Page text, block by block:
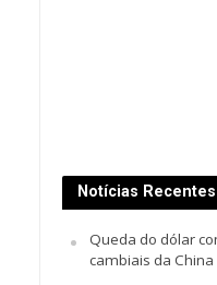
Notícias Recentes
Queda do dólar
cambiais da